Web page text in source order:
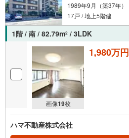
1989年9月（築37年）
17戸 / 地上5階建
1階 / 南 / 82.79m2 / 3LDK
画像19枚
1,980万円
ハマ不動産株式会社